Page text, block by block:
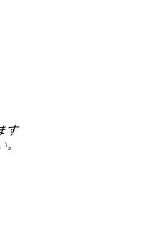
す